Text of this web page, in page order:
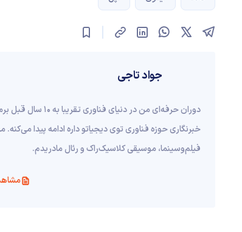
جواد تاجی
دوران حرفه‌ای من
خبرنگاری حوزه فناوری توی دیجیاتو داره ادامه پیدا
فیلم‌و‌سینما، موسیقی کلاسیک‌راک و رئال مادریدم.